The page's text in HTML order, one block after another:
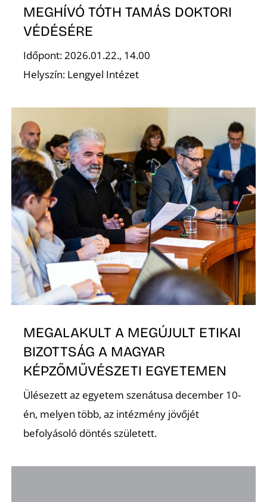
MEGHÍVÓ TÓTH TAMÁS DOKTORI
VÉDÉSÉRE
Időpont: 2026.01.22., 14.00
Helyszín: Lengyel Intézet
MEGALAKULT A MEGÚJULT ETIKAI
BIZOTTSÁG A MAGYAR
KÉPZŐMŰVÉSZETI EGYETEMEN
Ülésezett az egyetem szenátusa december 10-
én, melyen több, az intézmény jövőjét
befolyásoló döntés született.